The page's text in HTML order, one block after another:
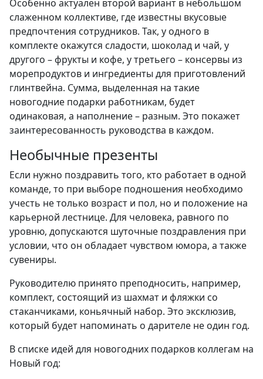
Особенно актуален второй вариант в небольшом
слаженном коллективе, где известны вкусовые
предпочтения сотрудников. Так, у одного в
комплекте окажутся сладости, шоколад и чай, у
другого – фрукты и кофе, у третьего – консервы из
морепродуктов и ингредиенты для приготовлений
глинтвейна. Сумма, выделенная на такие
новогодние подарки работникам, будет
одинаковая, а наполнение – разным. Это покажет
заинтересованность руководства в каждом.
Необычные презенты
Если нужно поздравить того, кто работает в одной
команде, то при выборе подношения необходимо
учесть не только возраст и пол, но и положение на
карьерной лестнице. Для человека, равного по
уровню, допускаются шуточные поздравления при
условии, что он обладает чувством юмора, а также
сувениры.
Руководителю принято преподносить, например,
комплект, состоящий из шахмат и фляжки со
стаканчиками, коньячный набор. Это эксклюзив,
который будет напоминать о дарителе не один год.
В списке идей для новогодних подарков коллегам на
Новый год: